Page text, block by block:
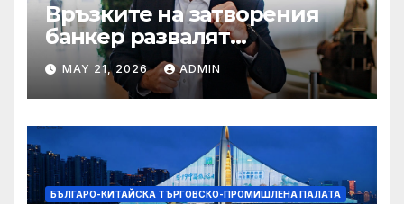
Връзките на затворения
банкер развалят
надеждите на Флавио
Болсонаро за президент на
Бразилия
MAY 21, 2026 ADMIN
БЪЛГАРО-КИТАЙСКА ТЪРГОВСКО-ПРОМИШЛЕНА ПАЛАТА